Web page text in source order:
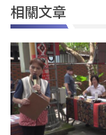
相關文章